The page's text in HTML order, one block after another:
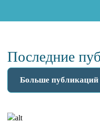
Последние
Больше публикаций